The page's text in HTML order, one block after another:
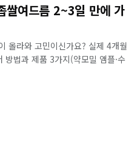
쌀여드름 2~3일 만에 가
올라와 고민이신가요? 실제 4개월
법과 제품 3가지(약모밀 앰플·수